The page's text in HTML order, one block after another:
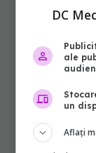
DC
ale
un
Aflați